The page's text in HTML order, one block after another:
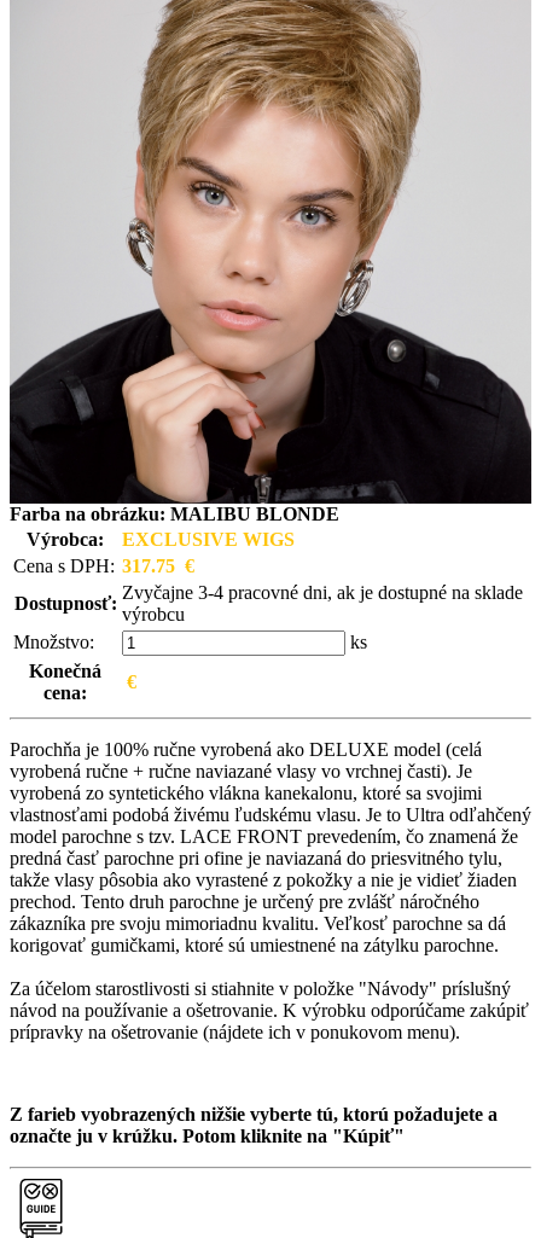
Farba na obrázku: MALIBU BLONDE
Výrobca:
EXCLUSIVE WIGS
Cena s DPH: 317.75 €
Dostupnosť:
Zvyčajne 3-4 pracovné dni, ak je dostupné na sklade
výrobcu
Množstvo:
ks
Konečná
cena:
€
Parochňa je 100% ručne vyrobená ako DELUXE model (celá
vyrobená ručne + ručne naviazané vlasy vo vrchnej časti). Je
vyrobená zo syntetického vlákna kanekalonu, ktoré sa svojimi
vlastnosťami podobá živému ľudskému vlasu. Je to Ultra odľahčený
model parochne s tzv. LACE FRONT prevedením, čo znamená že
predná časť parochne pri ofine je naviazaná do priesvitného tylu,
takže vlasy pôsobia ako vyrastené z pokožky a nie je vidieť žiaden
prechod. Tento druh parochne je určený pre zvlášť náročného
zákazníka pre svoju mimoriadnu kvalitu. Veľkosť parochne sa dá
korigovať gumičkami, ktoré sú umiestnené na zátylku parochne.
Za účelom starostlivosti si stiahnite v položke "Návody" príslušný
návod na používanie a ošetrovanie. K výrobku odporúčame zakúpiť
prípravky na ošetrovanie (nájdete ich v ponukovom menu).
Z farieb vyobrazených nižšie vyberte tú, ktorú požadujete a
označte ju v krúžku. Potom kliknite na "Kúpiť"